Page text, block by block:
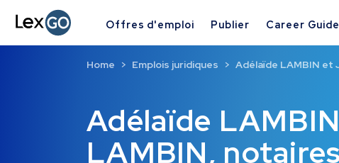
Offres d'emploi Publier Career Guide
Adélaïde
LAMBIN,
Home Emplois juridiques Adélaïde LAMBIN et